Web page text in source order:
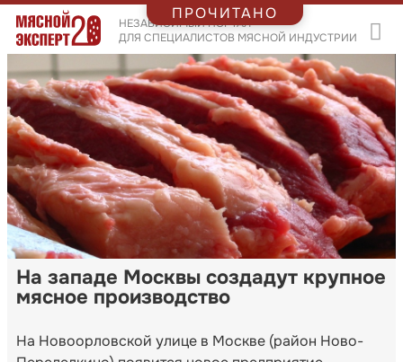
НЕЗАВИСИМЫЙ ПОРТАЛ
ДЛЯ СПЕЦИАЛИСТОВ МЯСНОЙ ИНДУСТРИИ
На западе Москвы создадут крупное
мясное производство
На Новоорловской улице в Москве (район Ново-
ПРОЧИТАНО